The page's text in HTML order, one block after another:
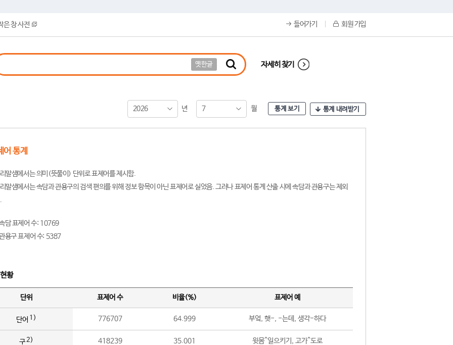
은 창 사전 들어가기 회원 가입
옛한글 자세히 찾기
2026 년 7 월 통계 보기 통계 내려받기
어 통계
말샘에서는 의미(뜻풀이) 단위로 표제어를 제시함.
말샘에서는 속담과 관용구의 검색 편의를 위해 정보 항목이 아닌 표제어로 실었음. 그러나 표제어 통계 산출 시에 속담과 관용구는 제외
담 표제어 수: 10769
용구 표제어 수: 5387
황
단위 표제어 수 비율(%) 표제어 예
단어 1) 776707 64.999 부엌, 햇-, -는데, 생각-하다
구2) 418239 35.001 윗몸^일으키기, 고가^도로